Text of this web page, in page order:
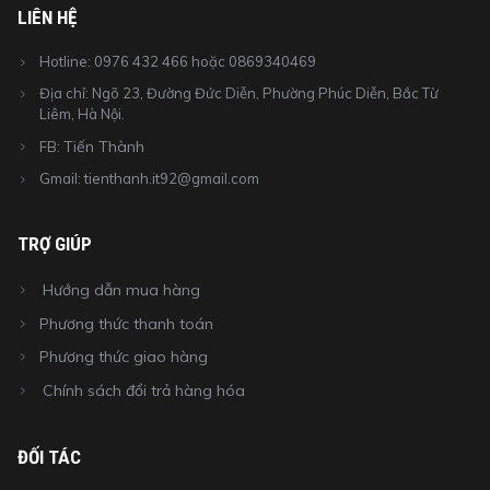
LIÊN HỆ
Hotline: 0976 432 466 hoặc 0869340469
Địa chỉ: Ngõ 23, Đường Đức Diễn, Phường Phúc Diễn, Bắc Từ
Liêm, Hà Nội.
FB: Tiến Thành
Gmail: tienthanh.it92@gmail.com
TRỢ GIÚP
Hướng dẫn mua hàng
Phương thức thanh toán
Phương thức giao hàng
Chính sách đổi trả hàng hóa
ĐỐI TÁC